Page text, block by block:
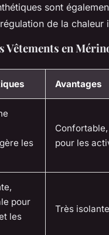
sont
de la chaleur
Vêtements en
Avantages
les
pour les
pour
les
Très